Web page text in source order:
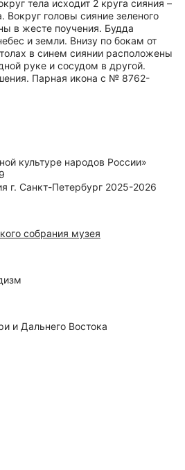
тела исходит 2 круга сияния –
Вокруг головы сияние зеленого
в жесте поучения. Будда
и земли. Внизу по бокам от
в синем сиянии расположены
руке и сосудом в другой.
Парная икона с № 8762-
культуре народов России»
г. Санкт-Петербург 2025-2026
собрания музея
и Дальнего Востока